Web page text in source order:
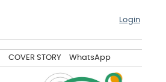
Login
COVER STORY WhatsApp